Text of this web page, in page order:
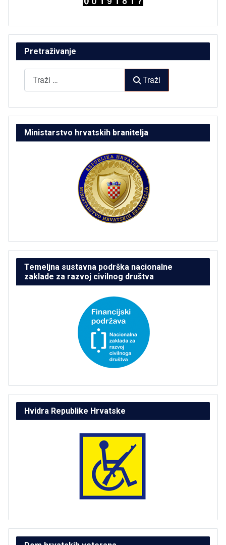
Pretraživanje
Traži
Ministarstvo hrvatskih branitelja
Temeljna sustavna podrška nacionalne
zaklade za razvoj civilnog društva
Hvidra Republike Hrvatske